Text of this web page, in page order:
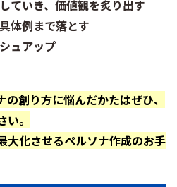
ていき、価値観を炙り出す
体例まで落とす
ュアップ
創り方に悩んだかたはぜひ、
。
大化させるペルソナ作成のお手